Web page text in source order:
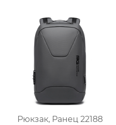
Рюкзак, Ранец 22188